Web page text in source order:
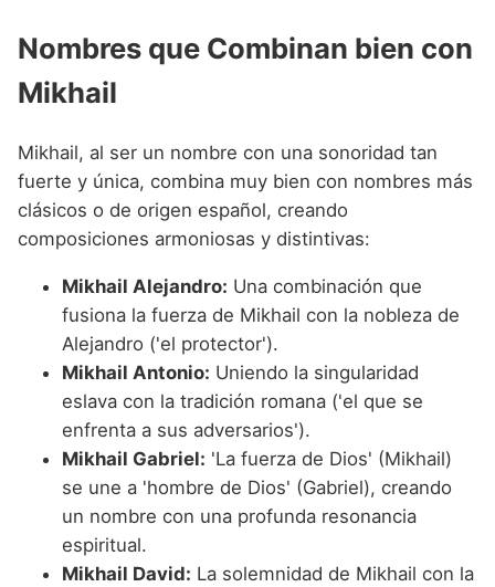
Nombres que Combinan bien con
Mikhail
Mikhail, al ser un nombre con una sonoridad tan
fuerte y única, combina muy bien con nombres más
clásicos o de origen español, creando
composiciones armoniosas y distintivas:
Mikhail Alejandro: Una combinación que
fusiona la fuerza de Mikhail con la nobleza de
Alejandro ('el protector').
Mikhail Antonio: Uniendo la singularidad
eslava con la tradición romana ('el que se
enfrenta a sus adversarios').
Mikhail Gabriel: 'La fuerza de Dios' (Mikhail)
se une a 'hombre de Dios' (Gabriel), creando
un nombre con una profunda resonancia
espiritual.
Mikhail David: La solemnidad de Mikhail con la